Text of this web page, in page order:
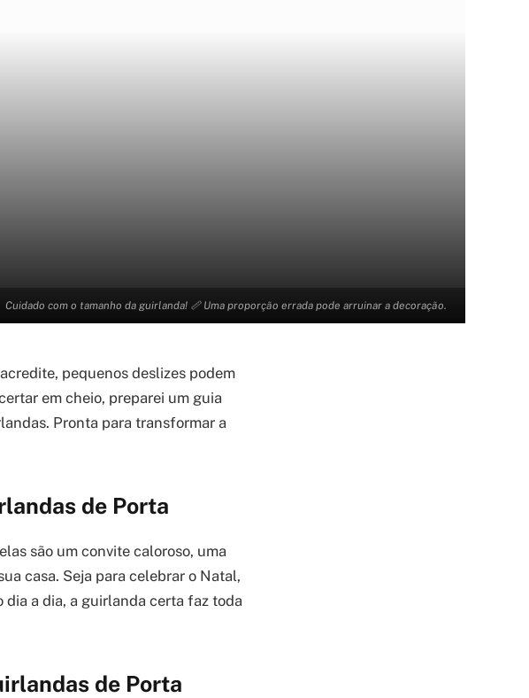
Cuidado com o tamanho da guirlanda! 📏 Uma proporção errada pode arruinar a decoração.
pequenos deslizes podem
em cheio, preparei um guia
Pronta para transformar a
de Porta
são um convite caloroso, uma
casa. Seja para celebrar o Natal,
dia a dia, a guirlanda certa faz toda
de Porta